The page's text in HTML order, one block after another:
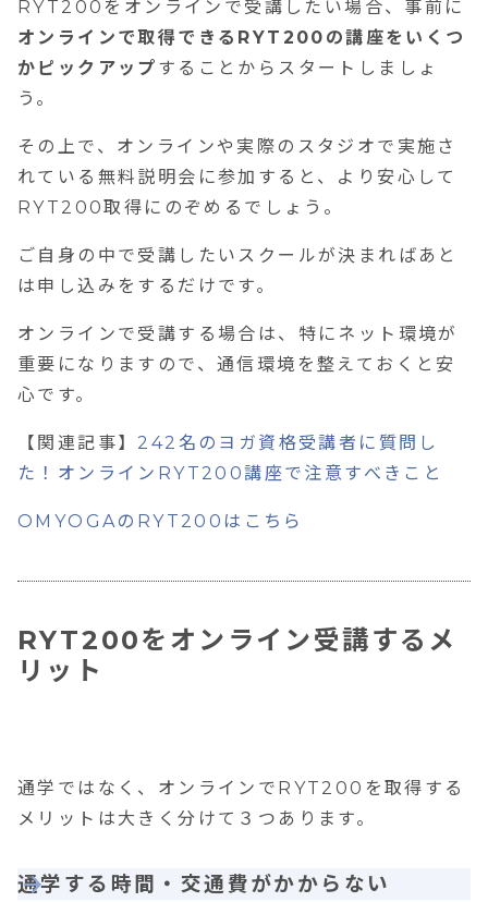
RYT200をオンラインで受講したい場合、事前に
オンラインで取得できるRYT200の講座をいくつ
かピックアップ することからスタートしましょ
う。
その上で、オンラインや実際のスタジオで実施さ
れている無料説明会に参加すると、より安心して
RYT200取得にのぞめるでしょう。
ご自身の中で受講したいスクールが決まればあと
は申し込みをするだけです。
オンラインで受講する場合は、特にネット環境が
重要になりますので、通信環境を整えておくと安
心です。
【関連記事】 242 名のヨガ資格受講者に質問し
た！オンライン RYT200講座で注意すべきこと
OMYOGAのRYT200はこちら
RYT200をオンライン受講するメ
リット
通学ではなく、オンラインでRYT200を取得する
メリットは大きく分けて３つあります。
通学する時間・交通費がかからない